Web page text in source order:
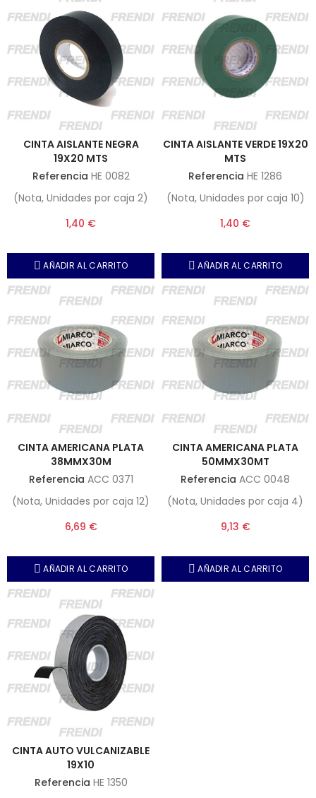
CINTA AISLANTE NEGRA
19X20 MTS
Referencia HE 0082
(Nota, Unidades por caja 2)
1,40 €
AÑADIR AL CARRITO
CINTA AISLANTE VERDE 19X20
MTS
Referencia HE 1286
(Nota, Unidades por caja 10)
1,40 €
AÑADIR AL CARRITO
CINTA AMERICANA PLATA
38MMX30M
Referencia ACC 0371
(Nota, Unidades por caja 12)
6,69 €
AÑADIR AL CARRITO
CINTA AMERICANA PLATA
50MMX30MT
Referencia ACC 0048
(Nota, Unidades por caja 4)
9,13 €
AÑADIR AL CARRITO
CINTA AUTO VULCANIZABLE
19X10
Referencia HE 1350